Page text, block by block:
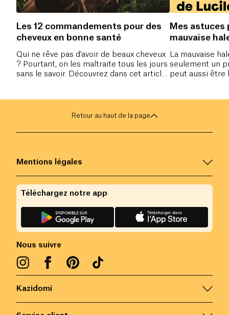
Les 12 commandements pour des
cheveux en bonne santé
Qui ne rêve pas d'avoir de beaux cheveux
? Pourtant, on les maltraite tous les jours
sans le savoir. Découvrez dans cet article
Mes
mauvaise
La mauvaise
seulement un
peut aussi être
Retour au haut de la page
Kazidomi
Mentions légales
Nous suivre
Téléchargez notre app